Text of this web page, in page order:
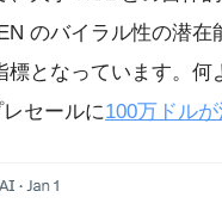
のバイラル性の潜
標となっています。
セールに100万ドル